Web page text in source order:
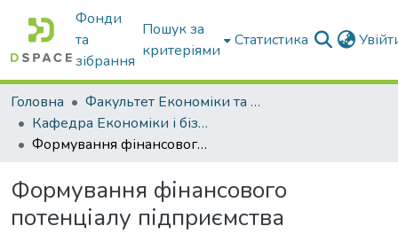
Фонди
та
зібрання
Пошук за
критеріями
Статистика
Головна
Факультет Економіки та бізнесу
Кафедра Економіки і бізнесу
Формування фінансового потенціалу підприємства
Формування фінансового
потенціалу підприємства